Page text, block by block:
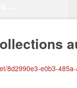
485a-a6e5-